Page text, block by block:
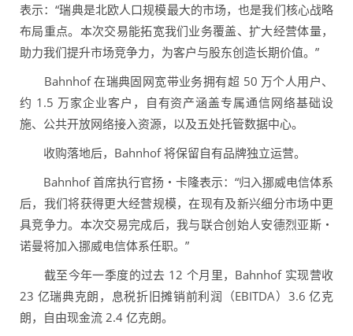
表示：“瑞典是北欧人口规模最大的市场，也是我们核心战略
布局重点。本次交易能拓宽我们业务覆盖、扩大经营体量，
助力我们提升市场竞争力，为客户与股东创造长期价值。”
Bahnhof 在瑞典固网宽带业务拥有超 50 万个人用户、
约 1.5 万家企业客户，自有资产涵盖专属通信网络基础设
施、公共开放网络接入资源，以及五处托管数据中心。
收购落地后，Bahnhof 将保留自有品牌独立运营。
Bahnhof 首席执行官扬・卡隆表示：“归入挪威电信体系
后，我们将获得更大经营规模，在现有及新兴细分市场中更
具竞争力。本次交易完成后，我与联合创始人安德烈亚斯・
诺曼将加入挪威电信体系任职。”
截至今年一季度的过去 12 个月里，Bahnhof 实现营收
23 亿瑞典克朗，息税折旧摊销前利润（EBITDA）3.6 亿克
朗，自由现金流 2.4 亿克朗。